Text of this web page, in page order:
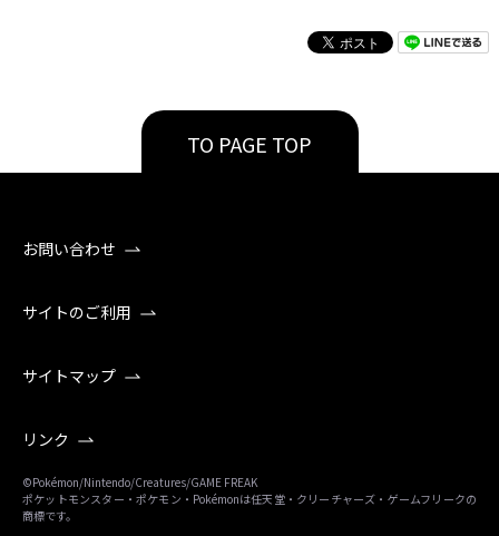
TO PAGE TOP
お問い合わせ
サイトのご利用
サイトマップ
リンク
©Pokémon/Nintendo/Creatures/GAME FREAK
ポケットモンスター・ポケモン・Pokémonは任天堂・クリーチャーズ・ゲームフリークの
商標です。